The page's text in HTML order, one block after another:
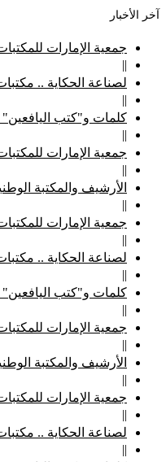
آخر الأخبار
جمعية الإمارات
||
لصناعة الحكاية ..
||
كلمات و"كتب اليافعين" تهديان 350 كتاباً لأطفال
||
جمعية الإمارات
||
الأرشيف والمكتبة
||
جمعية الإمارات
||
لصناعة الحكاية ..
||
كلمات و"كتب اليافعين" تهديان 350 كتاباً لأطفال
||
جمعية الإمارات
||
الأرشيف والمكتبة
||
جمعية الإمارات
||
لصناعة الحكاية ..
||